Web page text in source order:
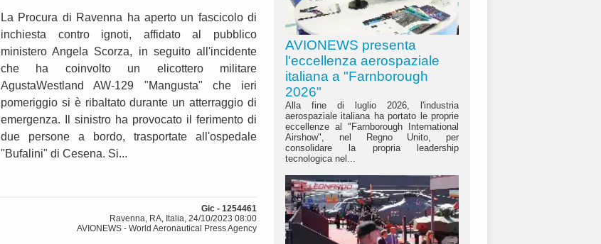
La Procura di Ravenna ha aperto un fascicolo di
inchiesta contro ignoti, affidato al pubblico
ministero Angela Scorza, in seguito all'incidente
che ha coinvolto un elicottero militare
AgustaWestland AW-129 "Mangusta" che ieri
pomeriggio si è ribaltato durante un atterraggio di
emergenza. Il sinistro ha provocato il ferimento di
due persone a bordo, trasportate all'ospedale
"Bufalini" di Cesena. Si...
Gic - 1254461
Ravenna, RA, Italia, 24/10/2023 08:00
AVIONEWS - World Aeronautical Press Agency
AVIONEWS presenta
l'eccellenza aerospaziale
italiana a "Farnborough
2026"
Alla fine di luglio 2026, l'industria
aerospaziale italiana ha portato le proprie
eccellenze al "Farnborough International
Airshow", nel Regno Unito, per
consolidare la propria leadership
tecnologica nel...